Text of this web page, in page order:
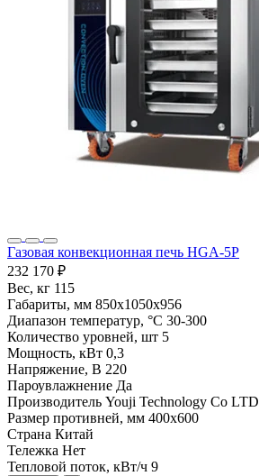
Газовая конвекционная печь HGA-5P
232 170 ₽
Вес, кг 115
Габариты, мм 850х1050х956
Диапазон температур, °С 30-300
Количество уровней, шт 5
Мощность, кВт 0,3
Напряжение, В 220
Пароувлажнение Да
Производитель Youji Technology Co LTD
Размер противней, мм 400х600
Страна Китай
Тележка Нет
Тепловой поток, кВт/ч 9